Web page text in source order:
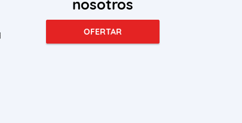
nosotros
OFERTAR